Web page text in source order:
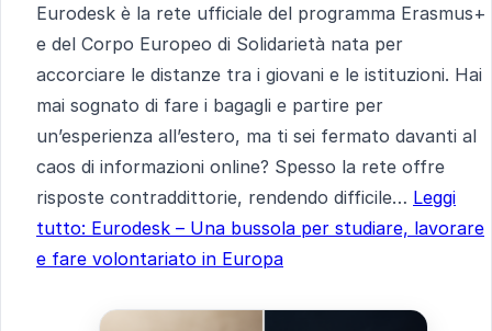
Eurodesk è la rete ufficiale del programma Erasmus+
e del Corpo Europeo di Solidarietà nata per
accorciare le distanze tra i giovani e le istituzioni. Hai
mai sognato di fare i bagagli e partire per
un’esperienza all’estero, ma ti sei fermato davanti al
caos di informazioni online? Spesso la rete offre
risposte contraddittorie, rendendo difficile… Leggi
tutto: Eurodesk – Una bussola per studiare, lavorare
e fare volontariato in Europa